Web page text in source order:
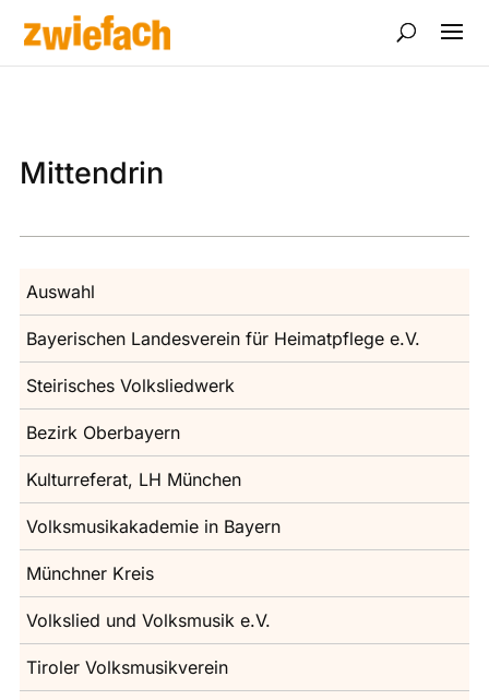
Mittendrin
Auswahl
Bayerischen ­Landesverein für Heimatpflege e.V.
Steirisches Volksliedwerk
Bezirk Oberbayern
Kulturreferat, LH ­München
Volksmusikakademie in Bayern
Münchner Kreis
Volkslied und Volksmusik e.V.
Tiroler Volksmusikverein